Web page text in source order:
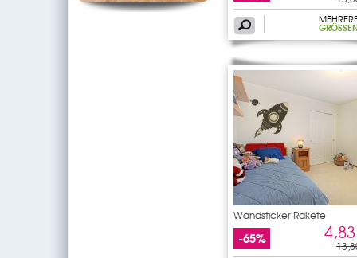
GRÖSSEN
Wandsticker Rakete
-65%